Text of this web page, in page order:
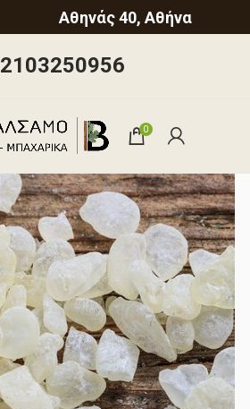
Αθηνάς 40, Αθήνα
2103250956
0